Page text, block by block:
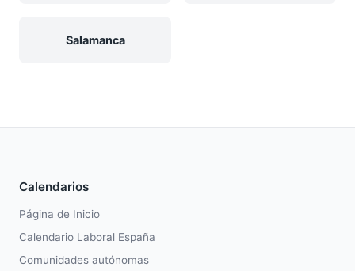
Salamanca
Calendarios
Página de Inicio
Calendario Laboral España
Comunidades autónomas